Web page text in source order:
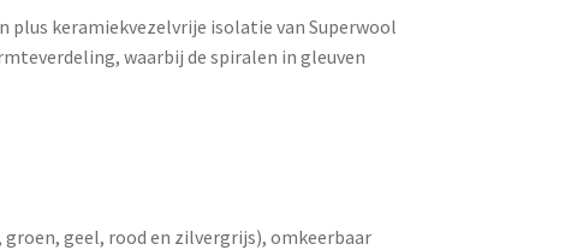
keramiekvezelvrije isolatie van Superwool
waarbij de spiralen in gleuven
geel, rood en zilvergrijs), omkeerbaar